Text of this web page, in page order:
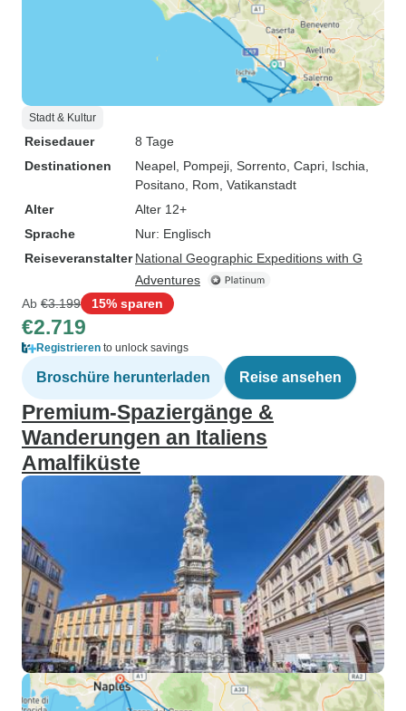
Stadt & Kultur
Reisedauer
8 Tage
Destinationen
Neapel , Pompeji , Sorrento , Capri , Ischia
Positano , Rom , Vatikanstadt
Alter
Alter 12+
Sprache
Nur: Englisch
Reiseveranstalter National Geographic Expeditions with G
Adventures
Ab €3.199 15% sparen
€2.719
Registrieren to unlock savings
Broschüre herunterladen Reise ansehen
Premium-Spaziergänge &
Wanderungen an Italiens
Amalfiküste